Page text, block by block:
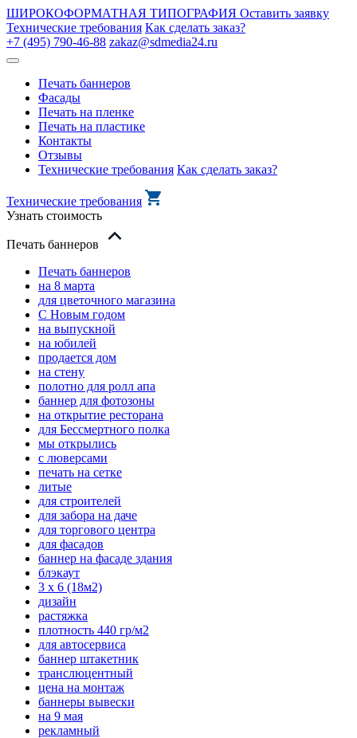
ШИРОКОФОРМАТНАЯ ТИПОГРАФИЯ Оставить заявку
Технические требования Как сделать заказ?
+7 (495) 790-46-88 zakaz@sdmedia24.ru
Печать баннеров
Фасады
Печать на пленке
Печать на пластике
Контакты
Отзывы
Технические требования Как сделать заказ?
Технические требования
Узнать стоимость
Печать баннеров
Печать баннеров
на 8 марта
для цветочного магазина
С Новым годом
на выпускной
на юбилей
продается дом
на стену
полотно для ролл апа
баннер для фотозоны
на открытие ресторана
для Бессмертного полка
мы открылись
с люверсами
печать на сетке
литые
для строителей
для забора на даче
для торгового центра
для фасадов
баннер на фасаде здания
блэкаут
3 х 6 (18м2)
дизайн
растяжка
плотность 440 гр/м2
для автосервиса
баннер штакетник
транслюцентный
цена на монтаж
баннеры вывески
на 9 мая
рекламный